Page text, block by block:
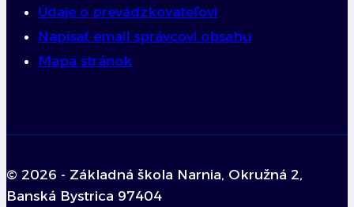
Údaje o prevádzkovateľovi
Napísať email správcovi obsahu
Mapa stránok
© 2026 - Základná škola Narnia, Okružná 2,
Banská Bystrica 97404